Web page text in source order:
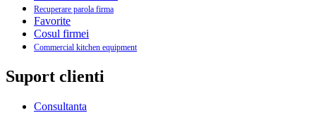
Recuperare parola firma
Favorite
Cosul firmei
Commercial kitchen equipment
Suport clienti
Consultanta